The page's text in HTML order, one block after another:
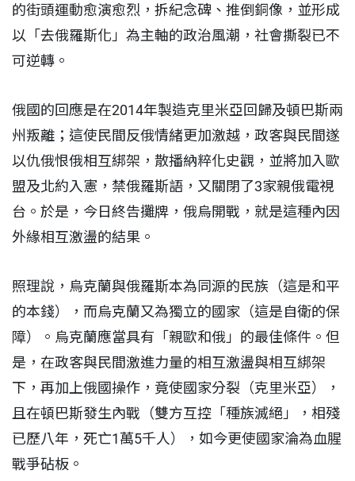
的街頭運動愈演愈烈，拆紀念碑、推倒銅像，並形成
以「去俄羅斯化」為主軸的政治風潮，社會撕裂已不
可逆轉。
俄國的回應是在2014年製造克里米亞回歸及頓巴斯兩
州叛離；這使民間反俄情緒更加激越，政客與民間遂
以仇俄恨俄相互綁架，散播納粹化史觀，並將加入歐
盟及北約入憲，禁俄羅斯語，又關閉了3家親俄電視
台。於是，今日終告攤牌，俄烏開戰，就是這種內因
外緣相互激盪的結果。
照理說，烏克蘭與俄羅斯本為同源的民族（這是和平
的本錢），而烏克蘭又為獨立的國家（這是自衛的保
障）。烏克蘭應當具有「親歐和俄」的最佳條件。但
是，在政客與民間激進力量的相互激盪與相互綁架
下，再加上俄國操作，竟使國家分裂（克里米亞），
且在頓巴斯發生內戰（雙方互控「種族滅絕」，相殘
已歷八年，死亡1萬5千人），如今更使國家淪為血腥
戰爭砧板。